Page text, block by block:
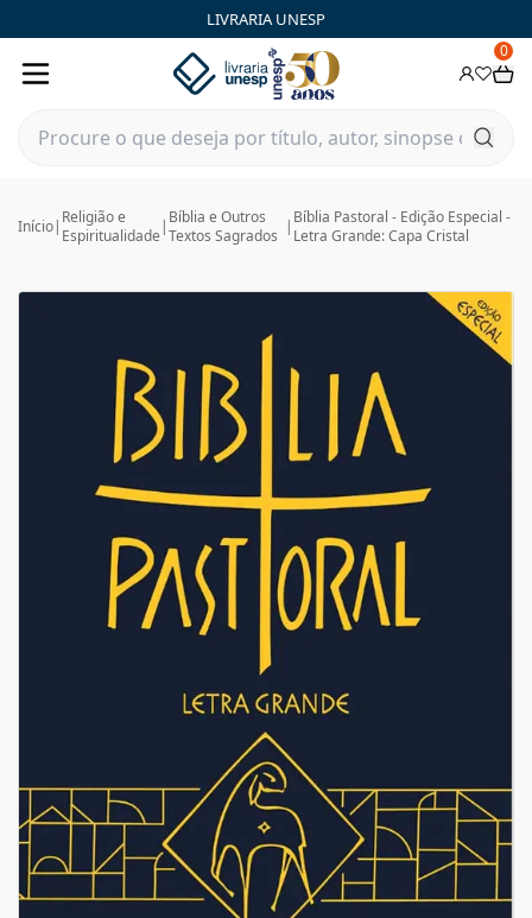
LIVRARIA UNESP
0
Início| Religião e
Espiritualidade | Bíblia e Outros
Textos Sagrados | Bíblia Pastoral - Edição Especial -
Letra Grande: Capa Cristal